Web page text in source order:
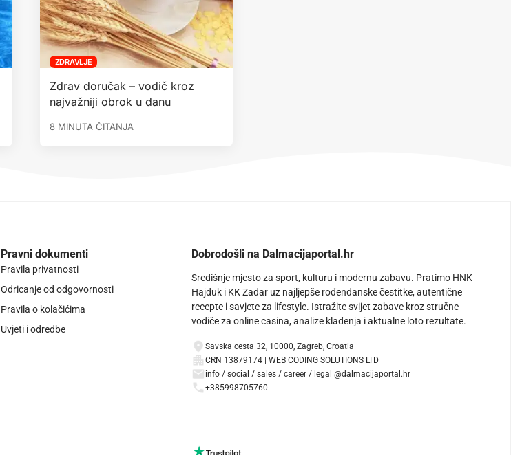
ZDRAVLJE
Zdrav doručak – vodič kroz
najvažniji obrok u danu
8 MINUTA ČITANJA
Pravni dokumenti
Pravila privatnosti
Odricanje od odgovornosti
Pravila o kolačićima
Uvjeti i odredbe
Dobrodošli na Dalmacijaportal.hr
Središnje mjesto za sport, kulturu i modernu zabavu. Pratimo HNK
Hajduk i KK Zadar uz najljepše rođendanske čestitke, autentične
recepte i savjete za lifestyle. Istražite svijet zabave kroz stručne
vodiče za online casina, analize klađenja i aktualne loto rezultate.
Savska cesta 32, 10000, Zagreb, Croatia
CRN 13879174 | WEB CODING SOLUTIONS LTD
info / social / sales / career / legal @dalmacijaportal.hr
+385998705760